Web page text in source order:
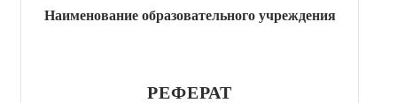
Наименование образовательного учреждения
РЕФЕРАТ